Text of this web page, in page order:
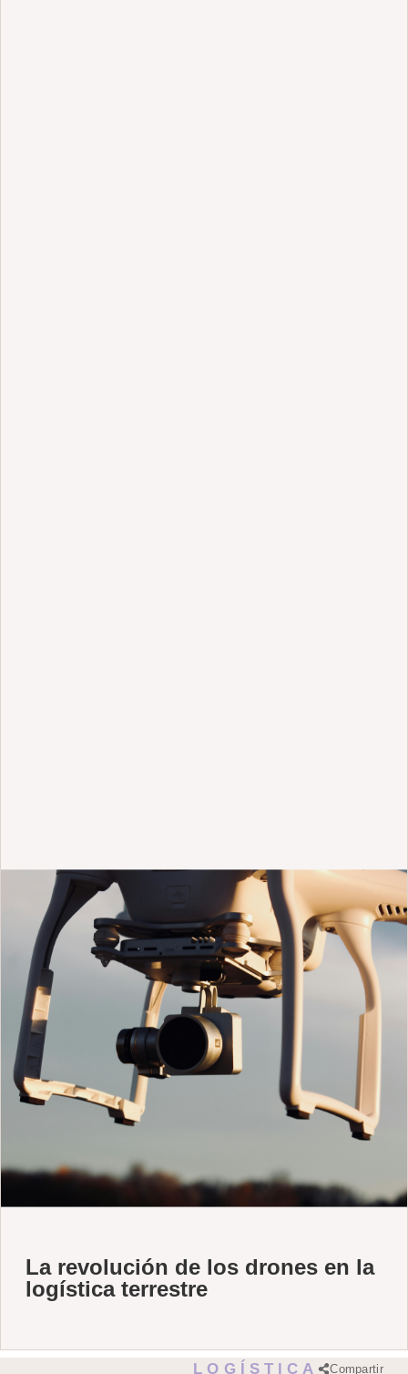
La revolución de los drones en la
logística terrestre
Compartir
LOGÍSTICA